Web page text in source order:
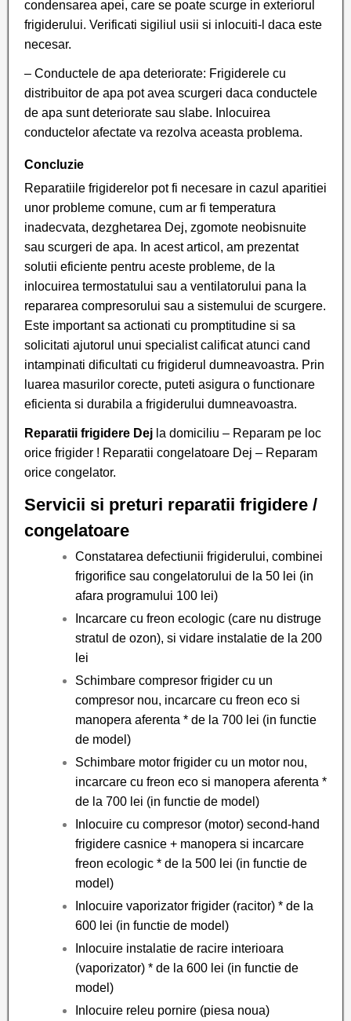
condensarea apei, care se poate scurge in exteriorul
frigiderului. Verificati sigiliul usii si inlocuiti-l daca este
necesar.
– Conductele de apa deteriorate: Frigiderele cu
distribuitor de apa pot avea scurgeri daca conductele
de apa sunt deteriorate sau slabe. Inlocuirea
conductelor afectate va rezolva aceasta problema.
Concluzie
Reparatiile frigiderelor pot fi necesare in cazul aparitiei
unor probleme comune, cum ar fi temperatura
inadecvata, dezghetarea Dej, zgomote neobisnuite
sau scurgeri de apa. In acest articol, am prezentat
solutii eficiente pentru aceste probleme, de la
inlocuirea termostatului sau a ventilatorului pana la
repararea compresorului sau a sistemului de scurgere.
Este important sa actionati cu promptitudine si sa
solicitati ajutorul unui specialist calificat atunci cand
intampinati dificultati cu frigiderul dumneavoastra. Prin
luarea masurilor corecte, puteti asigura o functionare
eficienta si durabila a frigiderului dumneavoastra.
Reparatii frigidere Dej la domiciliu – Reparam pe loc
orice frigider ! Reparatii congelatoare Dej – Reparam
orice congelator.
Servicii si preturi reparatii frigidere /
congelatoare
Constatarea defectiunii frigiderului, combinei
frigorifice sau congelatorului de la 50 lei (in
afara programului 100 lei)
Incarcare cu freon ecologic (care nu distruge
stratul de ozon), si vidare instalatie de la 200
lei
Schimbare compresor frigider cu un
compresor nou, incarcare cu freon eco si
manopera aferenta * de la 700 lei (in functie
de model)
Schimbare motor frigider cu un motor nou,
incarcare cu freon eco si manopera aferenta *
de la 700 lei (in functie de model)
Inlocuire cu compresor (motor) second-hand
frigidere casnice + manopera si incarcare
freon ecologic * de la 500 lei (in functie de
model)
Inlocuire vaporizator frigider (racitor) * de la
600 lei (in functie de model)
Inlocuire instalatie de racire interioara
(vaporizator) * de la 600 lei (in functie de
model)
Inlocuire releu pornire (piesa noua)